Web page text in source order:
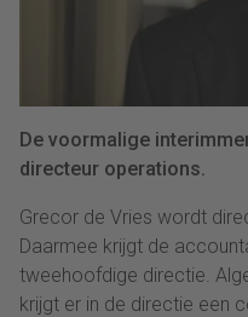
De voormalige
directeur operations.
Grecor de Vries wordt
Daarmee krijgt de
tweehoofdige directie.
krijgt er in de directie een